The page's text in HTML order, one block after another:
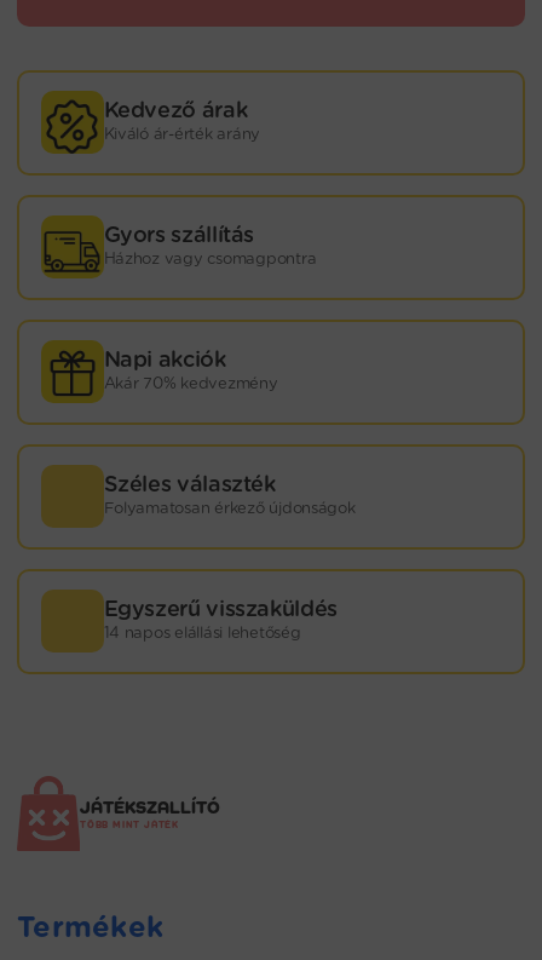
Kedvező árak
Kiváló ár-érték arány
Gyors szállítás
Házhoz vagy csomagpontra
Napi akciók
Akár 70% kedvezmény
Széles választék
Folyamatosan érkező újdonságok
Egyszerű visszaküldés
14 napos elállási lehetőség
JÁTÉKSZALLÍTÓ
TÖBB MINT JÁTÉK
Termékek